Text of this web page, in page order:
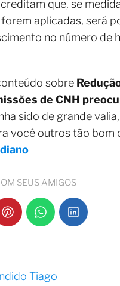
que, se
aplicadas, será
no número de
sobre
de CNH
sido de grande valia,
você outros tão bom
SEUS AMIGOS
Tiago